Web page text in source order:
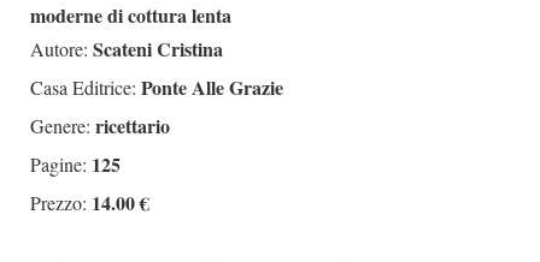
Partnership
Giallo Stresa
Premio Chiara
Tabù Festival 2014
moderne di cottura lenta
Autore: Scateni Cristina
Casa Editrice: Ponte Alle Grazie
Genere: ricettario
Pagine: 125
Prezzo: 14.00 €